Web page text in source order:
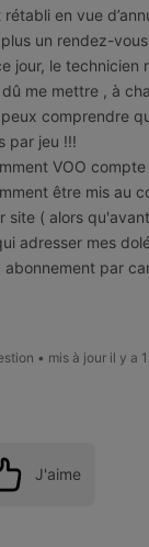
rétabli en vue
plus un rendez-
jour, le technicien
dû me mettre , à
comprendre
par jeu !!!
VOO
être mis au
site ( alors
adresser mes
abonnement par
• mis à jour il y a
J'aime